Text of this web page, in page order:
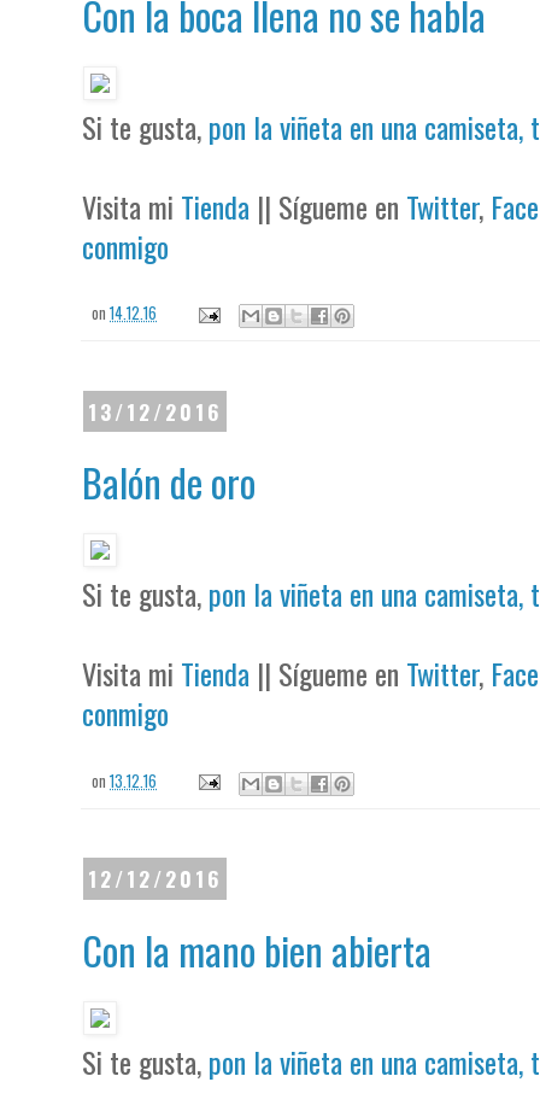
Con la boca llena no se habla
Si te gusta,pon la viñeta en una camiseta,
Visita mi Tienda || Sígueme en Twitter,
conmigo
on14.12.16
13/12/2016
Balón de oro
Si te gusta,pon la viñeta en una camiseta,
Visita mi Tienda || Sígueme en Twitter,
conmigo
on13.12.16
12/12/2016
Con la mano bien abierta
Si te gusta,pon la viñeta en una camiseta,